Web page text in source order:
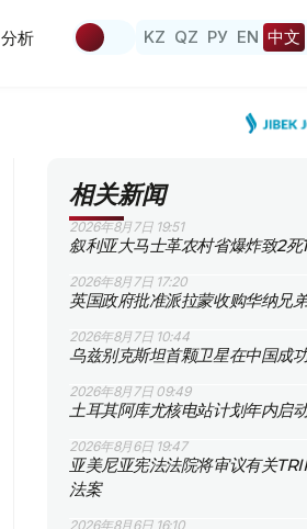
分析 KZ QZ РУ EN 中文
相关新闻
2026年8月7日 19:51
叙利亚大马士革农村省爆炸致2死
2026年8月7日 17:20
英国政府批准派拉蒙收购华纳兄
2026年8月7日 10:44
乌兹别克斯坦首颗卫星在中国成
2026年8月7日 09:49
土耳其阿库尤核电站计划年内启
2026年8月6日 19:47
亚美尼亚宪法法院将审议有关
法案
2026年8月6日 16:10